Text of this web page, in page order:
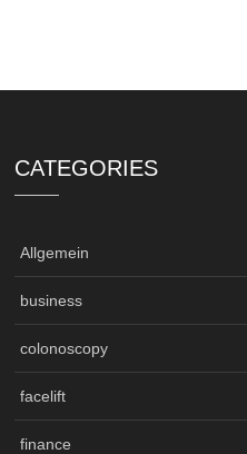
CATEGORIES
Allgemein
business
colonoscopy
facelift
finance